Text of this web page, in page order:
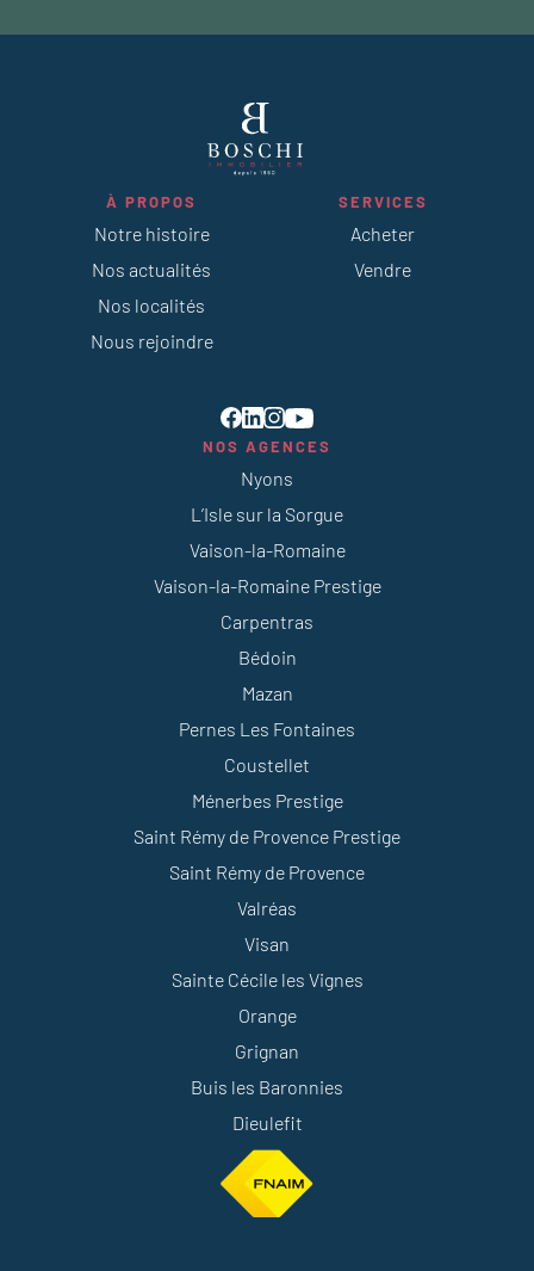
À PROPOS
Notre histoire
Nos actualités
Nos localités
Nous rejoindre
SERVICES
Acheter
Vendre
NOS AGENCES
Nyons
L’Isle sur la Sorgue
Vaison-la-Romaine
Vaison-la-Romaine Prestige
Carpentras
Bédoin
Mazan
Pernes Les Fontaines
Coustellet
Ménerbes Prestige
Saint Rémy de Provence Prestige
Saint Rémy de Provence
Valréas
Visan
Sainte Cécile les Vignes
Orange
Grignan
Buis les Baronnies
Dieulefit